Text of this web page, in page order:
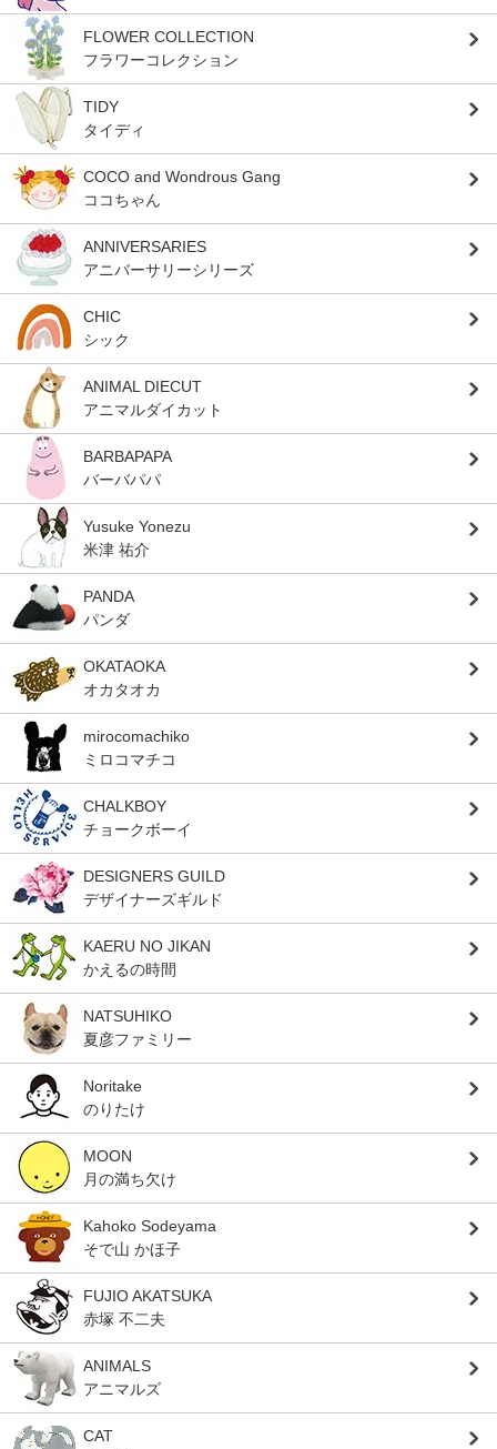
FLOWER COLLECTION
フラワーコレクション
TIDY
タイディ
COCO and Wondrous Gang
ココちゃん
ANNIVERSARIES
アニバーサリーシリーズ
CHIC
シック
ANIMAL DIECUT
アニマルダイカット
BARBAPAPA
バーバパパ
Yusuke Yonezu
米津 祐介
PANDA
パンダ
OKATAOKA
オカタオカ
mirocomachiko
ミロコマチコ
CHALKBOY
チョークボーイ
DESIGNERS GUILD
デザイナーズギルド
KAERU NO JIKAN
かえるの時間
NATSUHIKO
夏彦ファミリー
Noritake
のりたけ
MOON
月の満ち欠け
Kahoko Sodeyama
そで山 かほ子
FUJIO AKATSUKA
赤塚 不二夫
ANIMALS
アニマルズ
CAT